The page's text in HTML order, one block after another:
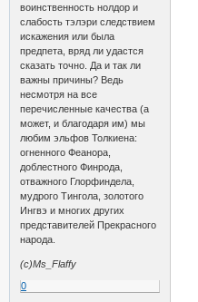
воинственность нолдор и
слабость тэлэри следствием
искажения или была
предпета, вряд ли удастся
сказать точно. Да и так ли
важны причины? Ведь
несмотря на все
перечисленные качества (а
может, и благодаря им) мы
любим эльфов Толкиена:
огненного Феанора,
доблестного Финрода,
отважного Глорфиндела,
мудрого Тингола, золотого
Ингвэ и многих других
представителей Прекрасного
народа.
(с)Ms_Flaffy
0